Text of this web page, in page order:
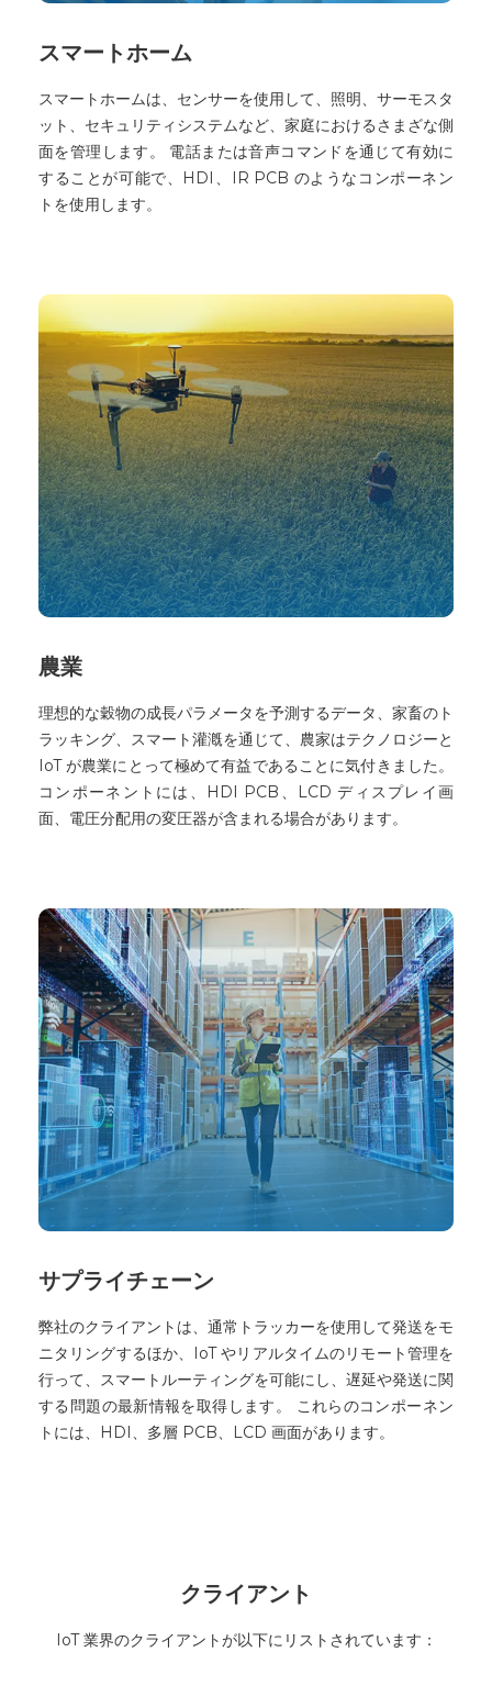
スマートホーム
スマートホームは、センサーを使用して、照明、サーモスタ
ット、セキュリティシステムなど、家庭におけるさまざな側
面を管理します。 電話または音声コマンドを通じて有効に
することが可能で、HDI、IR PCB のようなコンポーネン
トを使用します。
農業
理想的な穀物の成長パラメータを予測するデータ、家畜のト
ラッキング、スマート灌漑を通じて、農家はテクノロジーと
IoT が農業にとって極めて有益であることに気付きました。
コンポーネントには、HDI PCB、LCD ディスプレイ画
面、電圧分配用の変圧器が含まれる場合があります。
サプライチェーン
弊社のクライアントは、通常トラッカーを使用して発送をモ
ニタリングするほか、IoT やリアルタイムのリモート管理を
行って、スマートルーティングを可能にし、遅延や発送に関
する問題の最新情報を取得します。 これらのコンポーネン
トには、HDI、多層 PCB、LCD 画面があります。
クライアント
IoT 業界のクライアントが以下にリストされています：